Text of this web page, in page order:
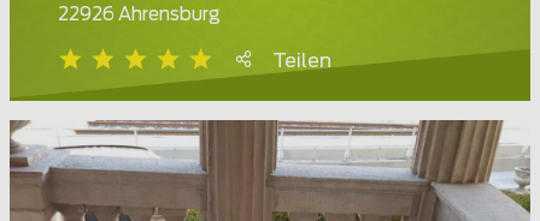
22926 Ahrensburg
Teilen